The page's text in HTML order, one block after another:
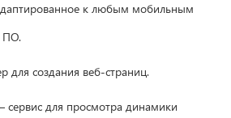
к любым мобильным
ПО.
для создания веб-страниц.
– сервис для просмотра динамики